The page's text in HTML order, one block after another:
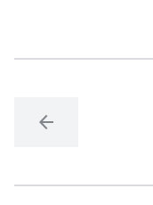
arrow_back